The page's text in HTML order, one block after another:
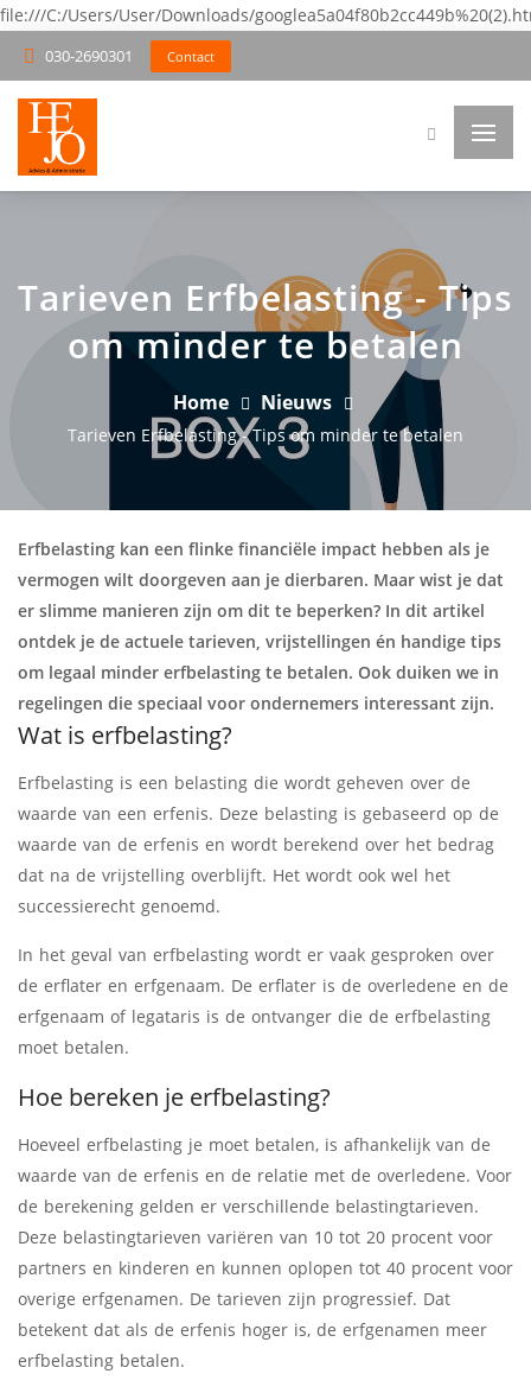
file:///C:/Users/User/Downloads/
030-2690301 Contact
Tarieven Erfbelasting - Tips
om minder te betalen
Home Nieuws
Tarieven Erfbelasting - Tips om minder te betalen
Erfbelasting kan een flinke financiële impact hebben als je
vermogen wilt doorgeven aan je dierbaren. Maar wist je dat
er slimme manieren zijn om dit te beperken? In dit artikel
ontdek je de actuele tarieven, vrijstellingen én handige tips
om legaal minder erfbelasting te betalen. Ook duiken we in
regelingen die speciaal voor ondernemers interessant zijn.
Wat is erfbelasting?
Erfbelasting is een belasting die wordt geheven over de
waarde van een erfenis. Deze belasting is gebaseerd op de
waarde van de erfenis en wordt berekend over het bedrag
dat na de vrijstelling overblijft. Het wordt ook wel het
successierecht genoemd.
In het geval van erfbelasting wordt er vaak gesproken over
de erflater en erfgenaam. De erflater is de overledene en de
erfgenaam of legataris is de ontvanger die de erfbelasting
moet betalen.
Hoe bereken je erfbelasting?
Hoeveel erfbelasting je moet betalen, is afhankelijk van de
waarde van de erfenis en de relatie met de overledene. Voor
de berekening gelden er verschillende belastingtarieven.
Deze belastingtarieven variëren van 10 tot 20 procent voor
partners en kinderen en kunnen oplopen tot 40 procent voor
overige erfgenamen. De tarieven zijn progressief. Dat
betekent dat als de erfenis hoger is, de erfgenamen meer
erfbelasting betalen.